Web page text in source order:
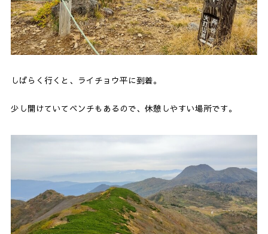
しばらく行くと、ライチョウ平に到着。
少し開けていてベンチもあるので、休憩しやすい場所です。